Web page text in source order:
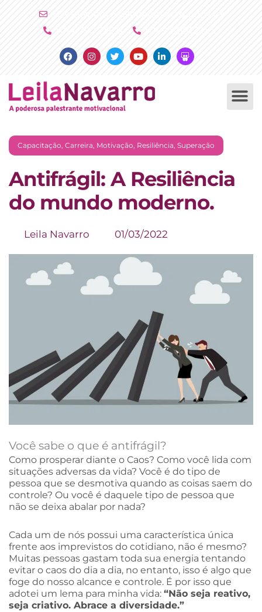
FacebookInstagramTwitterYoutubeLinkedinSlideshare
Capacitação Carreira Motivação Resiliência Superação
Antifrágil: A Resiliência
do mundo moderno.
Leila Navarro 01/03/2022
Você sabe o que é antifrágil?
Como prosperar diante o Caos? Como você lida com
situações adversas da vida? Você é do tipo de
pessoa que se desmotiva quando as coisas saem do
controle? Ou você é daquele tipo de pessoa que
não se deixa abalar por nada?
Cada um de nós possui uma característica única
frente aos imprevistos do cotidiano, não é mesmo?
Muitas pessoas gastam toda sua energia tentando
evitar o caos do dia a dia, no entanto, isso é algo que
foge do nosso alcance e controle. É por isso que
adotei um lema para minha vida: “Não seja reativo,
seja criativo. Abrace a diversidade.”